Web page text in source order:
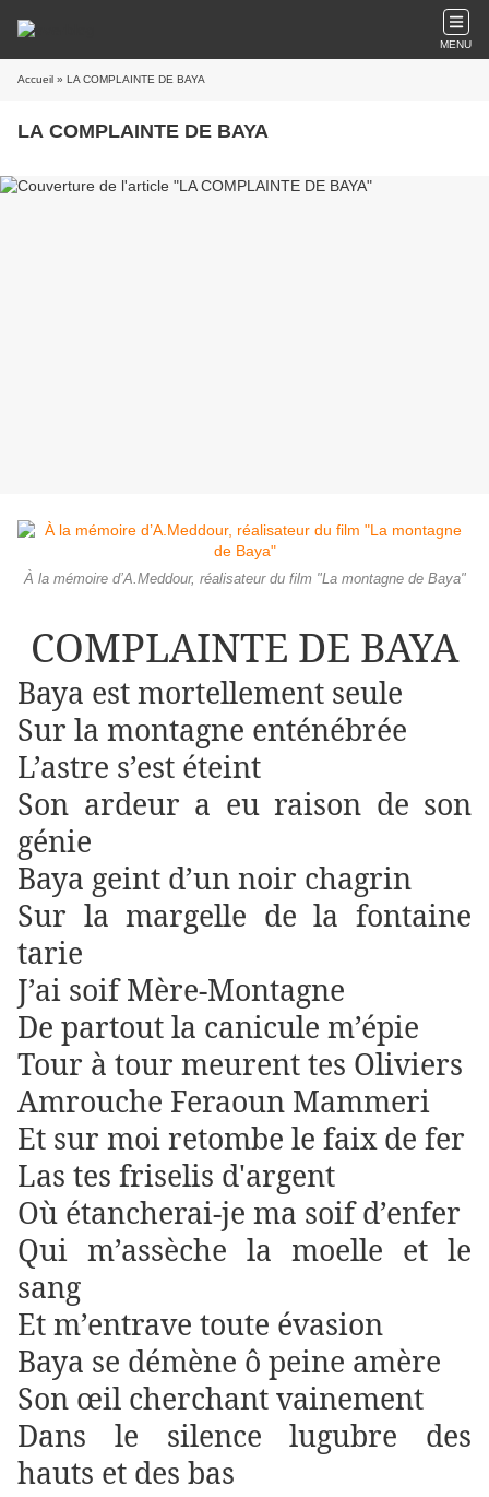
MENU
Accueil » LA COMPLAINTE DE BAYA
LA COMPLAINTE DE BAYA
À la mémoire d’A.Meddour, réalisateur du film "La montagne de Baya"
COMPLAINTE DE BAYA
Baya est mortellement seule
Sur la montagne enténébrée
L’astre s’est éteint
Son ardeur a eu raison de son
génie
Baya geint d’un noir chagrin
Sur la margelle de la fontaine
tarie
J’ai soif Mère-Montagne
De partout la canicule m’épie
Tour à tour meurent tes Oliviers
Amrouche Feraoun Mammeri
Et sur moi retombe le faix de fer
Las tes friselis d'argent
Où étancherai-je ma soif d’enfer
Qui m’assèche la moelle et le
sang
Et m’entrave toute évasion
Baya se démène ô peine amère
Son œil cherchant vainement
Dans le silence lugubre des
hauts et des bas